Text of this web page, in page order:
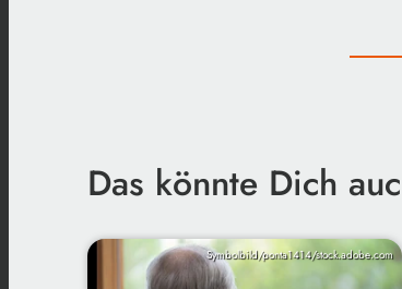
Das könnte Dich
Symbolbild/ponta1414/stock.adobe.com